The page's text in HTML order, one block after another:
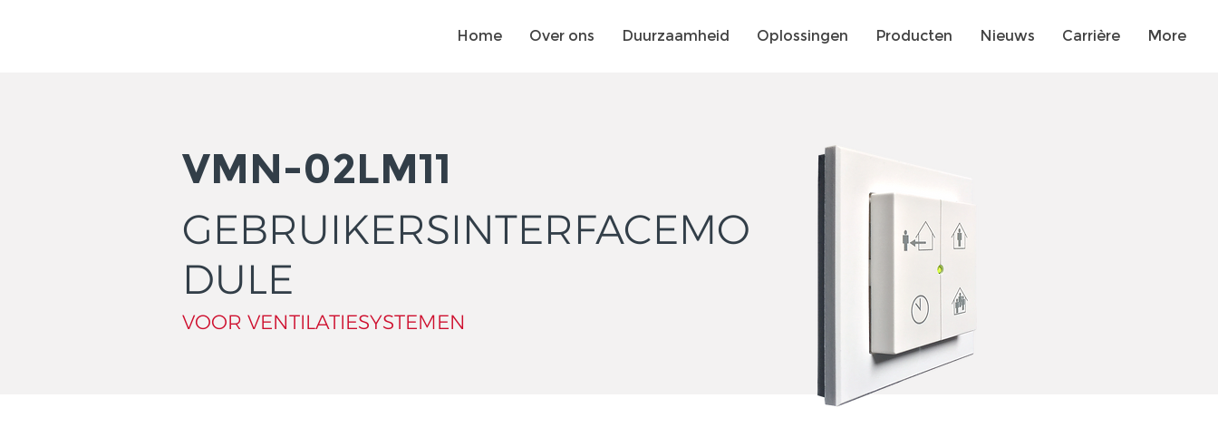
Home Over ons Duurzaamheid Oplossingen Producten Nieuws Carrière More
VMN-02LM11
GEBRUIKERSINTERFACEMO
DULE
VOOR VENTILATIESYSTEMEN